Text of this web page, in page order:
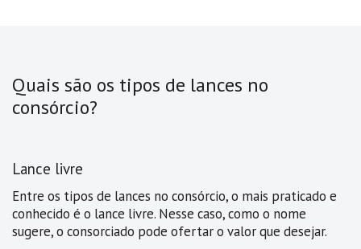
Quais são os tipos de lances no
consórcio?
Lance livre
Entre os tipos de lances no consórcio, o mais praticado e
conhecido é o lance livre. Nesse caso, como o nome
sugere, o consorciado pode ofertar o valor que desejar.